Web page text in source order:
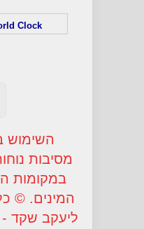
השימוש
מסיבות
במקומות
המינים. ©